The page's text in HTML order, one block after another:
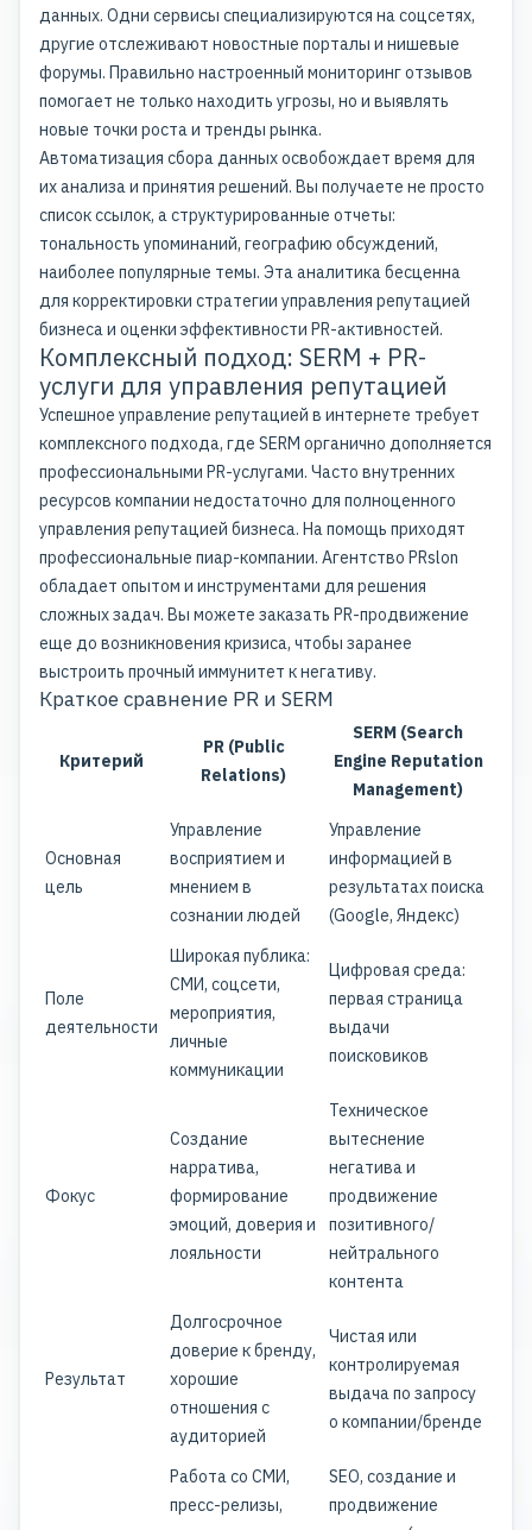
данных. Одни сервисы специализируются на соцсетях,
другие отслеживают новостные порталы и нишевые
форумы. Правильно настроенный мониторинг отзывов
помогает не только находить угрозы, но и выявлять
новые точки роста и тренды рынка.
Автоматизация сбора данных освобождает время для
их анализа и принятия решений. Вы получаете не просто
список ссылок, а структурированные отчеты:
тональность упоминаний, географию обсуждений,
наиболее популярные темы. Эта аналитика бесценна
для корректировки стратегии управления репутацией
бизнеса и оценки эффективности PR-активностей.
Комплексный подход: SERM + PR-
услуги для управления репутацией
Успешное управление репутацией в интернете требует
комплексного подхода, где SERM органично дополняется
профессиональными PR-услугами. Часто внутренних
ресурсов компании недостаточно для полноценного
управления репутацией бизнеса. На помощь приходят
профессиональные пиар-компании. Агентство PRslon
обладает опытом и инструментами для решения
сложных задач. Вы можете заказать PR-продвижение
еще до возникновения кризиса, чтобы заранее
выстроить прочный иммунитет к негативу.
Краткое сравнение PR и SERM
Критерий
PR (Public
Relations)
SERM (Search
Engine Reputation
Management)
Основная
цель
Управление
восприятием и
мнением в
сознании людей
Управление
информацией в
результатах поиска
(Google, Яндекс)
Поле
деятельности
Широкая публика:
СМИ, соцсети,
мероприятия,
личные
коммуникации
Цифровая среда:
первая страница
выдачи
поисковиков
Фокус
Создание
нарратива,
формирование
эмоций, доверия и
лояльности
Техническое
вытеснение
негатива и
продвижение
позитивного/
нейтрального
контента
Результат
Долгосрочное
доверие к бренду,
хорошие
отношения с
аудиторией
Чистая или
контролируемая
выдача по запросу
о компании/бренде
Работа со СМИ,
пресс-релизы,
SEO, создание и
продвижение